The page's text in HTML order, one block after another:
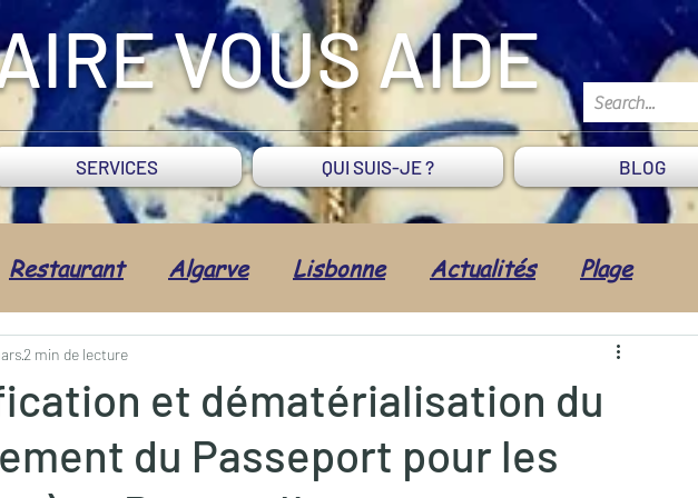
VOUS AIDE
SERVICES QUI SUIS-JE ? BLOG
Restaurant Algarve Lisbonne Actualités Plage
Santé/Bien-être Tradition Vie quotidienne
et dématérialisation du
du Passeport pour les
2 min de lecture